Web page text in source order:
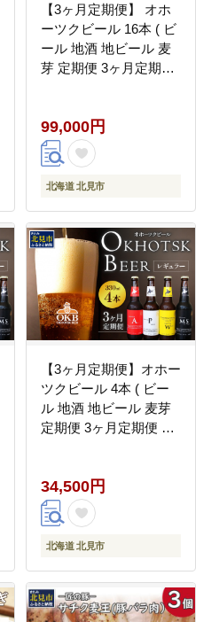
【3ヶ月定期便】 オホ
ーツクビール 16本 ( ビ
ール 地酒 地ビール 麦
芽 定期便 3ヶ月定期便
ビール )【999-0238】
99,000円
北海道 北見市
【3ヶ月定期便】オホー
ツクビール 4本 ( ビー
ル 地酒 地ビール 麦芽
定期便 3ヶ月定期便 オ
ール )【999-0214】
34,500円
北海道 北見市